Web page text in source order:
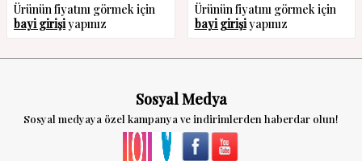
Ürünün fiyatını görmek için
bayi girişiyapınız
Ürünün fiyatını görmek için
bayi girişiyapınız
Sosyal Medya
Sosyal medyaya özel kampanya ve indirimlerden haberdar olun!